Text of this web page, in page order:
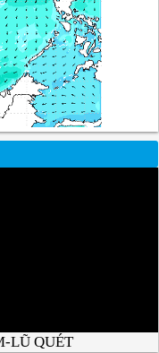
LŨ QUÉT